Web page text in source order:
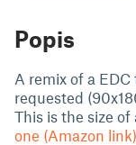
Popis
A remix of a
requested
This is the size
one (Amazon link)